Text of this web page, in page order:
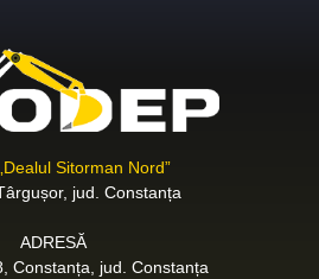
Sitorman Nord”
jud. Constanța
ADRESĂ
Constanța, jud. Constanța